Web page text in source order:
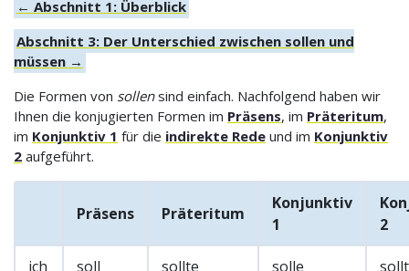
← Abschnitt 1: Überblick
Abschnitt 3: Der Unterschied zwischen sollen und
müssen →
Die Formen von sollensind einfach. Nachfolgend haben wir
Ihnen die konjugierten Formen im Präsens, im Präteritum,
im Konjunktiv 1 für die indirekte Rede und im Konjunktiv
2 aufgeführt.
Präsens Präteritum
Konjunktiv
1
2
ich soll sollte solle